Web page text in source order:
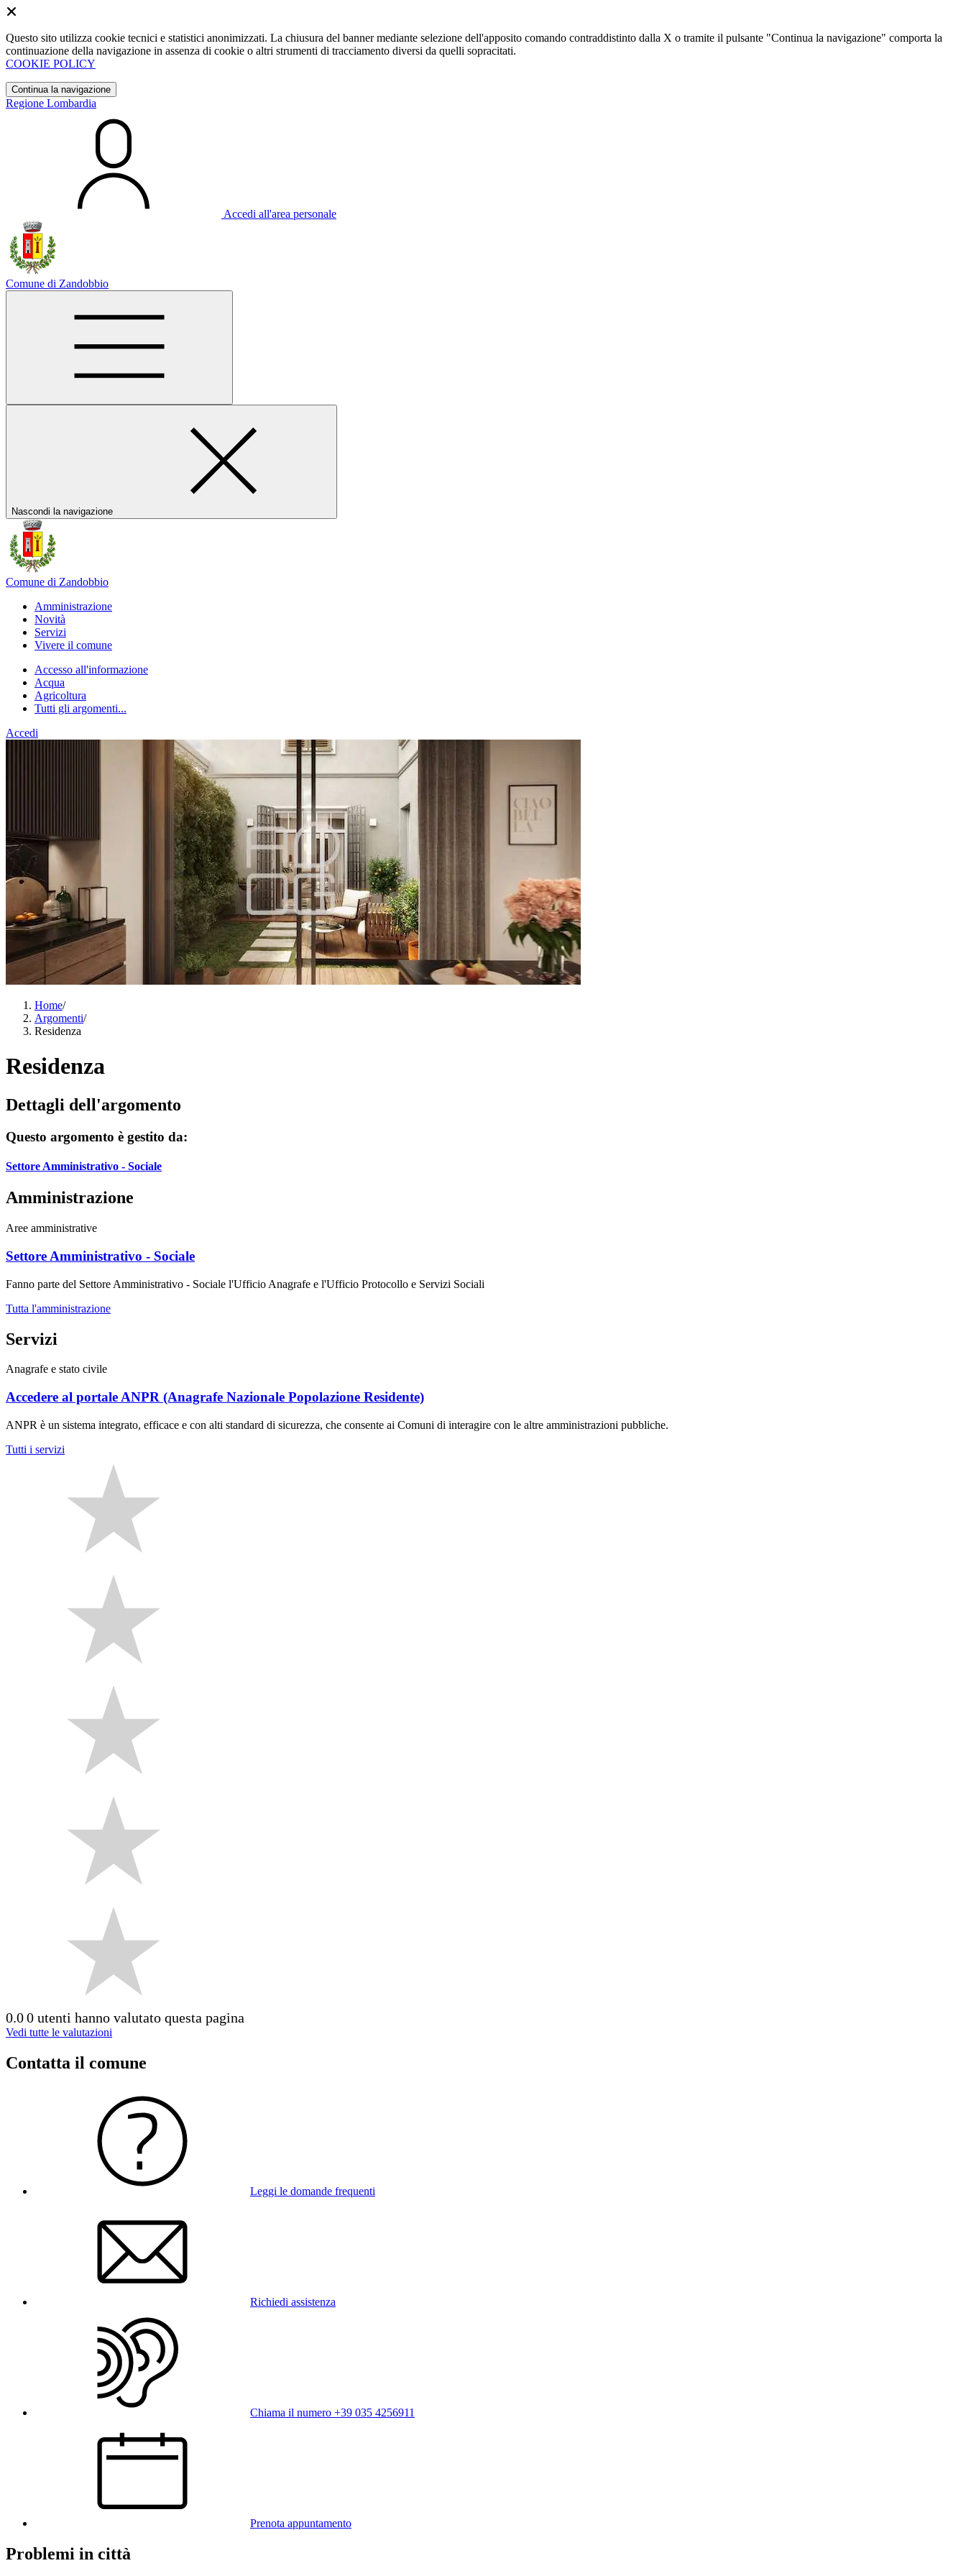
Questo sito utilizza cookie tecnici e statistici anonimizzati. La chiusura del banner mediante selezione dell'apposito comando contraddistinto dalla X o tramite il pulsante "Continua la navigazione" comporta la
continuazione della navigazione in assenza di cookie o altri strumenti di tracciamento diversi da quelli sopracitati.
COOKIE POLICY
Continua la navigazione
Regione Lombardia
Accedi all'area personale
Comune di Zandobbio
Nascondi la navigazione
Comune di Zandobbio
Amministrazione
Novità
Servizi
Vivere il comune
Accesso all'informazione
Acqua
Agricoltura
Tutti gli argomenti...
Accedi
Home/
Argomenti/
Residenza
Residenza
Dettagli dell'argomento
Questo argomento è gestito da:
Settore Amministrativo - Sociale
Amministrazione
Aree amministrative
Settore Amministrativo - Sociale
Fanno parte del Settore Amministrativo - Sociale l'Ufficio Anagrafe e l'Ufficio Protocollo e Servizi Sociali
Tutta l'amministrazione
Servizi
Anagrafe e stato civile
Accedere al portale ANPR (Anagrafe Nazionale Popolazione Residente)
ANPR è un sistema integrato, efficace e con alti standard di sicurezza, che consente ai Comuni di interagire con le altre amministrazioni pubbliche.
Tutti i servizi
0.00 utenti hanno valutato questa pagina
Vedi tutte le valutazioni
Contatta il comune
Leggi le domande frequenti
Richiedi assistenza
Chiama il numero +39 035 4256911
Prenota appuntamento
Problemi in città